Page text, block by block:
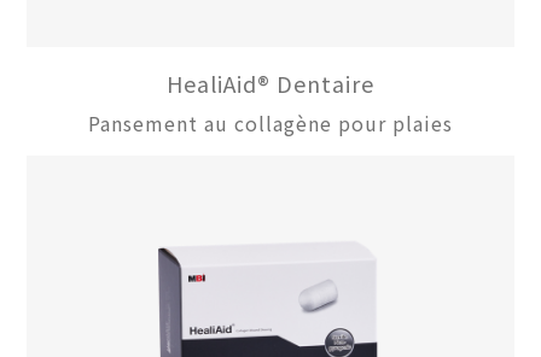
HealiAid® Dentaire
Pansement au collagène pour plaies